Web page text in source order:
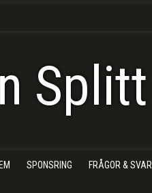
Splitt
SPONSRING FRÅGOR & SVAR